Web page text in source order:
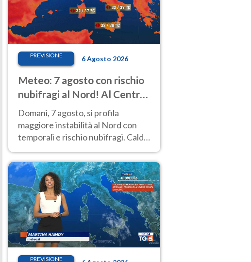
PREVISIONE 6 Agosto 2026
Meteo: 7 agosto con rischio
nubifragi al Nord! Al Centro-
Sud caldo estremo
Domani, 7 agosto, si profila
maggiore instabilità al Nord con
temporali e rischio nubifragi. Caldo
previsioni.
PREVISIONE